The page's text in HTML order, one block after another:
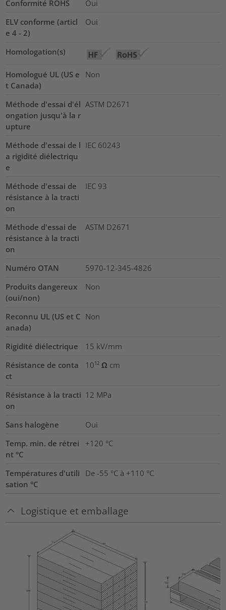
Conformité ROHS
Oui
ELV conforme (articl
e 4 - 2)
Oui
Homologation(s)
Homologué UL (US e
t Canada)
Non
Méthode d'essai d'él
ongation jusqu'à la r
upture
ASTM D2671
Méthode d'essai de l
a rigidité diélectriqu
e
IEC 60243
Méthode d'essai de
résistance à la tracti
on
IEC 93
Méthode d'essai de
résistance à la tracti
on
ASTM D2671
Numéro OTAN
5970-12-345-4826
Produits dangereux
(oui/non)
Non
Reconnu UL (US et C
anada)
Non
Rigidité diélectrique 15 kV/mm
Résistance de conta
ct
10¹² Ω cm
Résistance à la tracti
on
12 MPa
Sans halogène
Oui
Temp. min. de rétrei
nt °C
+120 °C
Températures d'utili
sation °C
De -55 °C à +110 °C
Logistique et emballage